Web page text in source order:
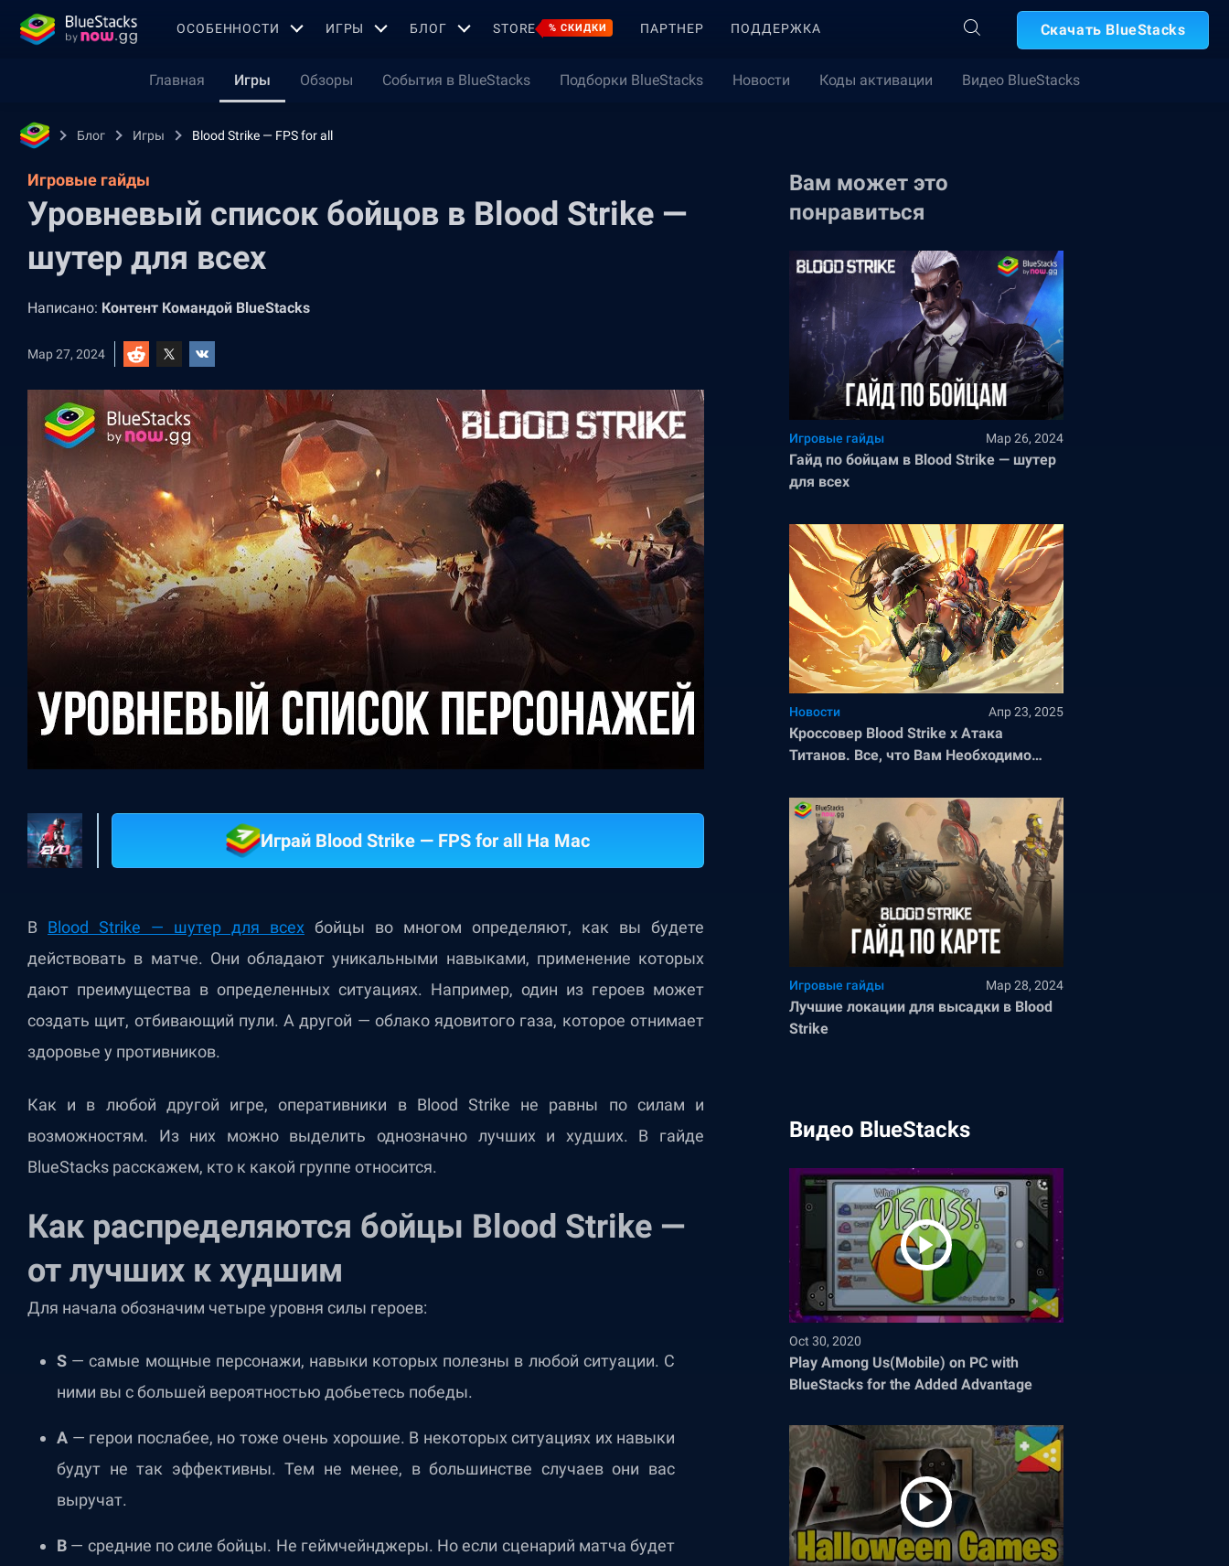
OСОБЕННОСТИ ИГРЫ БЛОГ STORE % СКИДКИ ПАРТНЕР ПОДДЕРЖКА Скачать BlueStacks
Главная Игры Обзоры События в BlueStacks Подборки BlueStacks Новости Коды активации Видео BlueStacks
Блог Игры Blood Strike — FPS for all
Игровые гайды
Уровневый список бойцов в Blood Strike —
шутер для всех
Написано: Контент Командой BlueStacks
Мар 27, 2024
Играй Blood Strike — FPS for all На Mac
В Blood Strike — шутер для всех бойцы во многом определяют, как вы будете
действовать в матче. Они обладают уникальными навыками, применение которых
дают преимущества в определенных ситуациях. Например, один из героев может
создать щит, отбивающий пули. А другой — облако ядовитого газа, которое отнимает
здоровье у противников.
Как и в любой другой игре, оперативники в Blood Strike не равны по силам и
возможностям. Из них можно выделить однозначно лучших и худших. В гайде
BlueStacks расскажем, кто к какой группе относится.
Как распределяются бойцы Blood Strike —
от лучших к худшим
Для начала обозначим четыре уровня силы героев:
S — самые мощные персонажи, навыки которых полезны в любой ситуации. С
ними вы с большей вероятностью добьетесь победы.
A — герои послабее, но тоже очень хорошие. В некоторых ситуациях их навыки
будут не так эффективны. Тем не менее, в большинстве случаев они вас
выручат.
B — средние по силе бойцы. Не геймчейнджеры. Но если сценарий матча будет
Вам может это
понравиться
Игровые гайды Мар 26, 2024
Гайд по бойцам в Blood Strike — шутер
для всех
Новости Апр 23, 2025
Кроссовер Blood Strike x Атака
Титанов. Все, что Вам Необходимо
Игровые гайды Мар 28, 2024
Лучшие локации для высадки в Blood
Strike
Видео BlueStacks
Oct 30, 2020
Play Among Us(Mobile) on PC with
BlueStacks for the Added Advantage